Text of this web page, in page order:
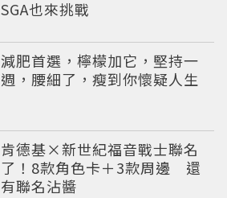
SGA也來挑戰
減肥首選，檸檬加它，堅持一
週，腰細了，瘦到你懷疑人生
肯德基×新世紀福音戰士聯名
了！8款角色卡＋3款周邊 還
有聯名沾醬